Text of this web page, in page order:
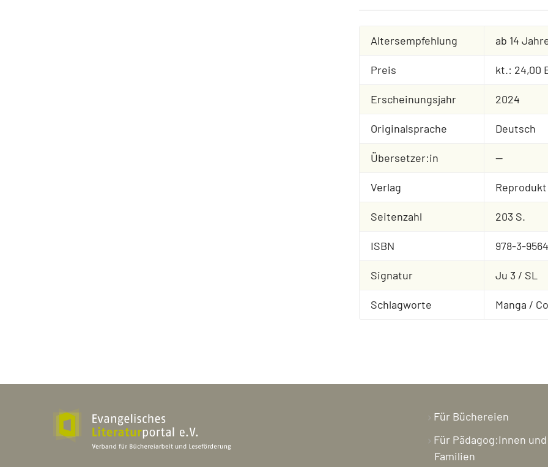
Altersempfehlung ab 14
Preis kt.: 24,00
Erscheinungsjahr 2024
Originalsprache Deutsch
Übersetzer:in --
Verlag Reprodukt
Seitenzahl 203 S.
ISBN 978-3-
Signatur Ju 3 / SL
Schlagworte Manga /
Für Büchereien
Für Pädagog:innen und
Familien